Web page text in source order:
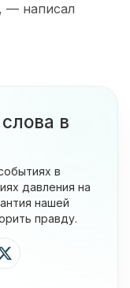
— написал
в
в
давления на
нашей
правду.